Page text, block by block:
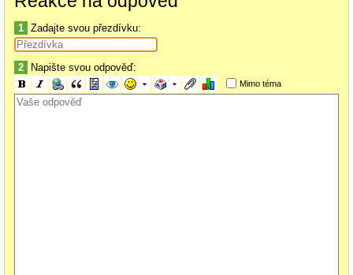
1 Zadajte svou přezdívku:
2 Napište svou odpověď:
Mimo téma